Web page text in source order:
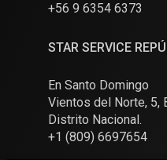
+56 9 6354 6373
STAR SERVICE
En Santo Domingo
Vientos del Norte, 5,
Distrito Nacional.
+1 (809) 6697654